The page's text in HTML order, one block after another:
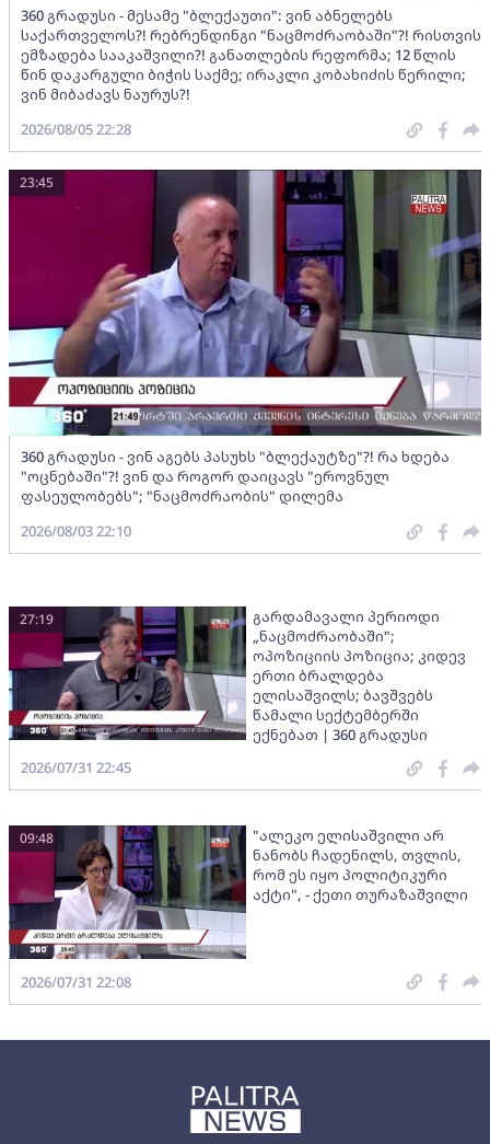
360 გრადუსი - მესამე "ბლექაუთი": ვინ აბნელებს
საქართველოს?! რებრენდინგი "ნაცმოძრაობაში"?! რისთვის
ემზადება სააკაშვილი?! განათლების რეფორმა; 12 წლის
წინ დაკარგული ბიჭის საქმე; ირაკლი კობახიძის წერილი;
ვინ მიბაძავს ნაურუს?!
2026/08/05 22:28
360 გრადუსი - ვინ აგებს პასუხს "ბლექაუტზე"?! რა ხდება
"ოცნებაში"?! ვინ და როგორ დაიცავს "ეროვნულ
ფასეულობებს"; "ნაცმოძრაობის" დილემა
23:45
2026/08/03 22:10
გარდამავალი პერიოდი
„ნაცმოძრაობაში";
ოპოზიციის პოზიცია; კიდევ
ერთი ბრალდება
ელისაშვილს; ბავშვებს
წამალი სექტემბერში
ექნებათ | 360 გრადუსი
27:19
2026/07/31 22:45
"ალეკო ელისაშვილი არ
ნანობს ჩადენილს, თვლის,
რომ ეს იყო პოლიტიკური
აქტი", - ქეთი თურაზაშვილი
09:48
2026/07/31 22:08